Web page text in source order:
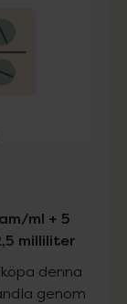
ml + 5
milliliter
denna
genom